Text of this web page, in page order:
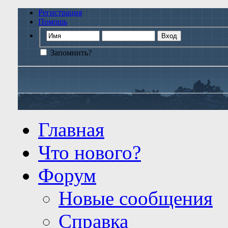
Регистрация
Помощь
Запомнить?
Главная
Что нового?
Форум
Новые сообщения
Справка